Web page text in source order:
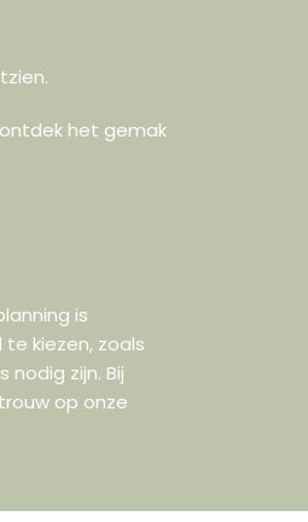
het gemak
is
kiezen, zoals
zijn. Bij
op onze